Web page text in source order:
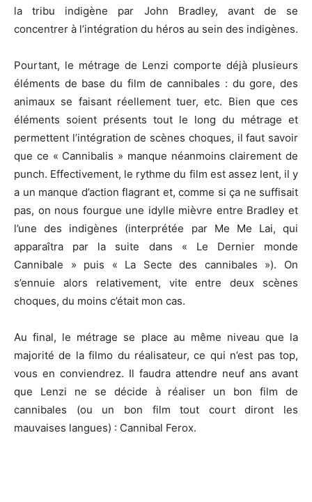
la tribu indigène par John Bradley, avant de se
concentrer à l’intégration du héros au sein des indigènes.
Pourtant, le métrage de Lenzi comporte déjà plusieurs
éléments de base du film de cannibales : du gore, des
animaux se faisant réellement tuer, etc. Bien que ces
éléments soient présents tout le long du métrage et
permettent l’intégration de scènes choques, il faut savoir
que ce « Cannibalis » manque néanmoins clairement de
punch. Effectivement, le rythme du film est assez lent, il y
a un manque d’action flagrant et, comme si ça ne suffisait
pas, on nous fourgue une idylle mièvre entre Bradley et
l’une des indigènes (interprétée par Me Me Lai, qui
apparaîtra par la suite dans « Le Dernier monde
Cannibale » puis « La Secte des cannibales »). On
s’ennuie alors relativement, vite entre deux scènes
choques, du moins c’était mon cas.
Au final, le métrage se place au même niveau que la
majorité de la filmo du réalisateur, ce qui n’est pas top,
vous en conviendrez. Il faudra attendre neuf ans avant
que Lenzi ne se décide à réaliser un bon film de
cannibales (ou un bon film tout court diront les
mauvaises langues) : Cannibal Ferox.